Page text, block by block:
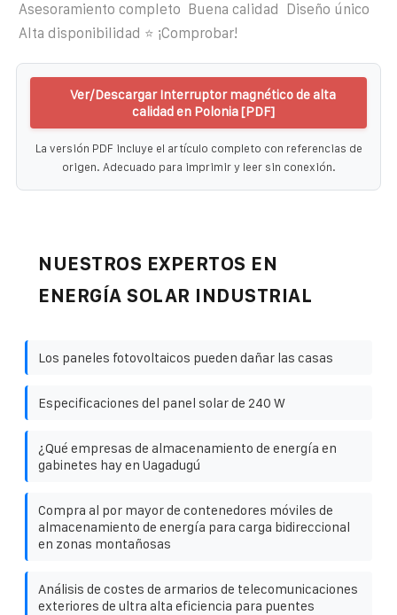
Asesoramiento completo ️ Buena calidad ️ Diseño único ️
Alta disponibilidad ⭐ ¡Comprobar!
Ver/Descargar Interruptor magnético de alta
calidad en Polonia [PDF]
La versión PDF incluye el artículo completo con referencias de
origen. Adecuado para imprimir y leer sin conexión.
NUESTROS EXPERTOS EN
ENERGÍA SOLAR INDUSTRIAL
Los paneles fotovoltaicos pueden dañar las casas
Especificaciones del panel solar de 240 W
¿Qué empresas de almacenamiento de energía en
gabinetes hay en Uagadugú
Compra al por mayor de contenedores móviles de
almacenamiento de energía para carga bidireccional
en zonas montañosas
Análisis de costes de armarios de telecomunicaciones
exteriores de ultra alta eficiencia para puentes